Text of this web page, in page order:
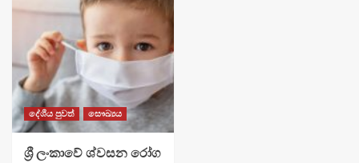
දේශීය පුවත් සෞඛ්‍යය
ශ්‍රී ලංකාවේ ශ්වසන රෝග